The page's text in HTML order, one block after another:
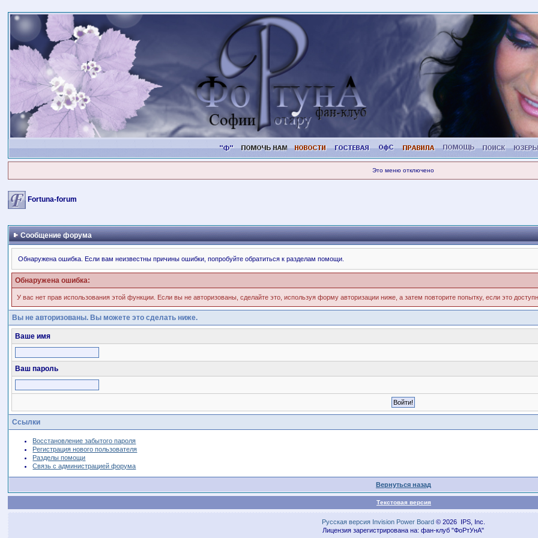
Это меню отключено
Fortuna-forum
Сообщение форума
Обнаружена ошибка. Если вам неизвестны причины ошибки, попробуйте обратиться к разделам помощи.
Обнаружена ошибка:
У вас нет прав использования этой функции. Если вы не авторизованы, сделайте это, используя форму авторизации ниже, а затем повторите попытку, если это
Вы не авторизованы. Вы можете это сделать ниже.
Ваше имя
Ваш пароль
Ссылки
Восстановление забытого пароля
Регистрация нового пользователя
Разделы помощи
Связь с администрацией форума
Вернуться назад
Текстовая версия
Русская версия Invision Power Board© 2026 IPS, Inc.
Лицензия зарегистрирована на: фан-клуб "ФоРтУнА"